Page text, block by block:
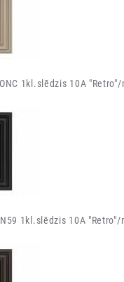
1kl.slēdzis 10A
1kl.slēdzis 10A